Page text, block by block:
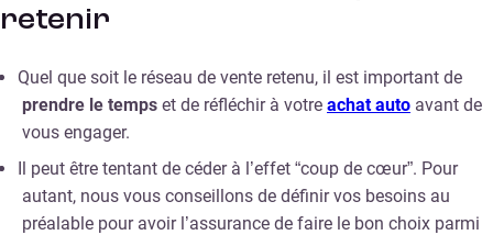
retenir
Quel que soit le réseau de vente retenu, il est important de
prendre le temps et de réfléchir à votre achat auto avant de
vous engager.
Il peut être tentant de céder à l’effet “coup de cœur”. Pour
autant, nous vous conseillons de définir vos besoins au
préalable pour avoir l’assurance de faire le bon choix parmi